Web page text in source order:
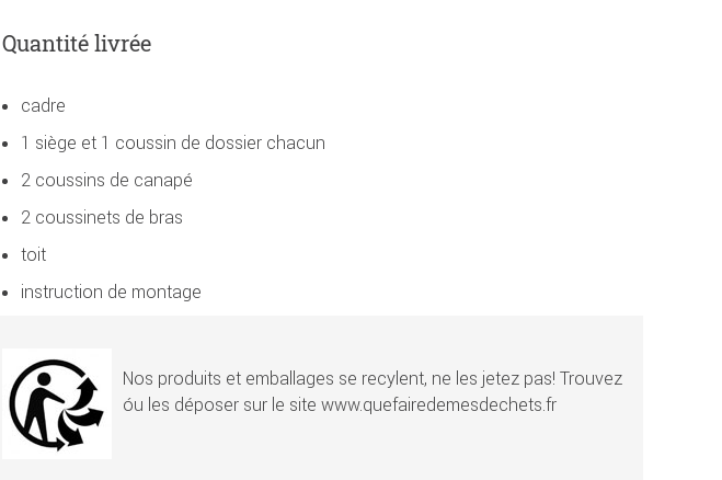
Quantité livrée
cadre
1 siège et 1 coussin de dossier chacun
2 coussins de canapé
2 coussinets de bras
toit
instruction de montage
Nos produits et emballages se recylent, ne les jetez pas! Trouvez
óu les déposer sur le site www.quefairedemesdechets.fr